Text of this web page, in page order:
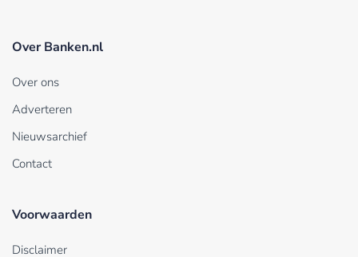
Over Banken.nl
Over ons
Adverteren
Nieuwsarchief
Contact
Voorwaarden
Disclaimer